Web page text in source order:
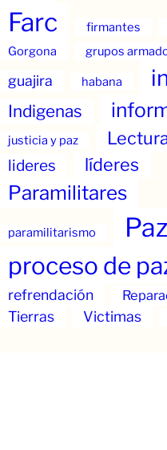
Farc firmantes
Gorgona
grupos
guajira habana
Indigenas
justicia y paz
lideres líderes
Paramilitares
paramilitarismo Paz
proceso de
refrendación
Tierras Victimas